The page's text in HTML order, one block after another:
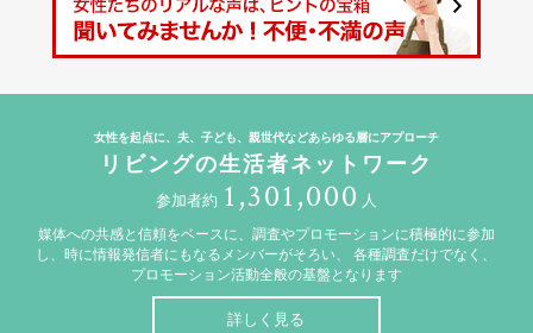
女性を起点に、夫、子ども、親世代などあらゆる層にアプローチ
リビングの生活者ネットワーク
参加者約 1,301,000 人
媒体への共感と信頼をベースに、調査やプロモーションに積極的に参加
し、時に情報発信者にもなるメンバーがそろい、
各種調査だけでなく、
プロモーション活動全般の基盤となります
詳しく見る